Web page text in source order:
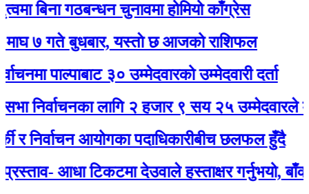
बिना गठबन्धन चुनावमा होमियो काँग्रेस
गते बुधबार, यस्ताे छ आजको राशिफल
पाल्पाबाट ३० उम्मेदवारको उम्मेदवारी दर्ता
निर्वाचनका लागि २ हजार ९ सय २५ उम्मेदवारले
निर्वाचन आयोगका पदाधिकारीबीच छलफल हुँदै
आधा टिकटमा देउवाले हस्ताक्षर गर्नुभयो, बाँकी